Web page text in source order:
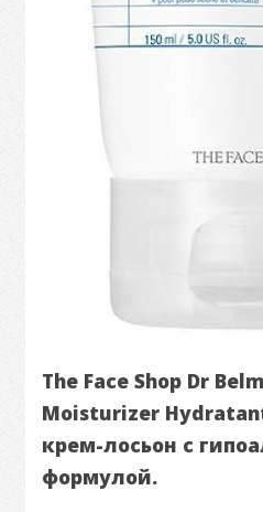
The Face Shop Dr
Moisturizer
крем-лосьон с
формулой.